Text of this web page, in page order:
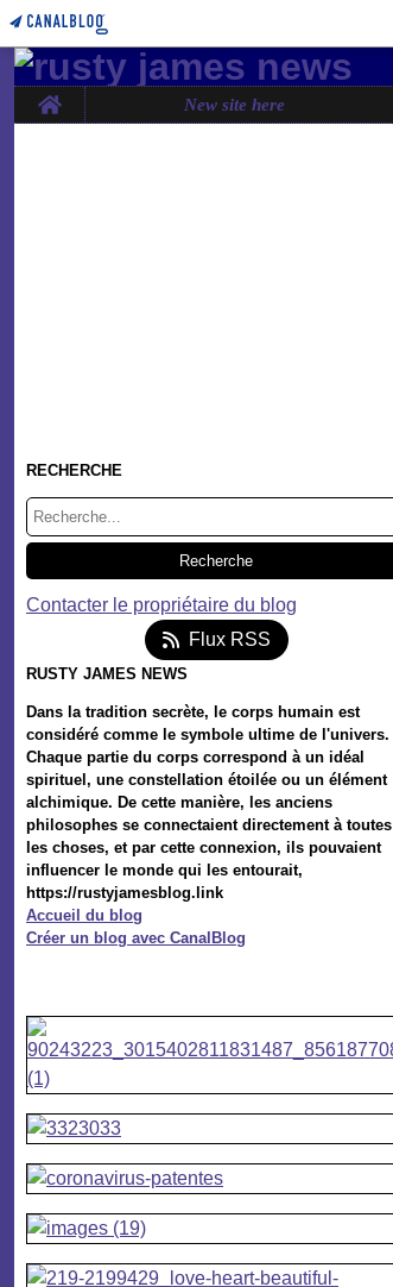
Home New site here
RECHERCHE
Contacter le propriétaire du blog
Flux RSS
RUSTY JAMES NEWS
Dans la tradition secrète, le corps humain est
considéré comme le symbole ultime de l'univers.
Chaque partie du corps correspond à un idéal
spirituel, une constellation étoilée ou un élément
alchimique. De cette manière, les anciens
philosophes se connectaient directement à toutes
les choses, et par cette connexion, ils pouvaient
influencer le monde qui les entourait,
https://rustyjamesblog.link
Accueil du blog
Créer un blog avec CanalBlog